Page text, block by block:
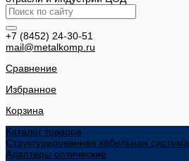
+7 (8452) 24-30-51
mail@metalkomp.ru
Сравнение
Избранное
Корзина
Каталог товаров
Структурированная кабельная система
Адаптеры оптические